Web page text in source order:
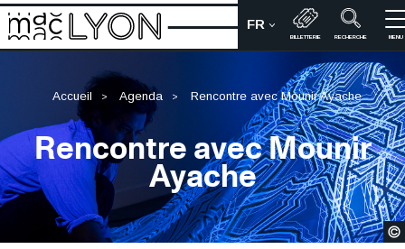
Aller
au
contenu
Bienvenue sur le site du
CHOIX DE LA
FR
BILLETTERIE RECHERCHE MENU
Accueil Agenda Rencontre avec Mounir Ayache
Rencontre avec Mounir
Ayache